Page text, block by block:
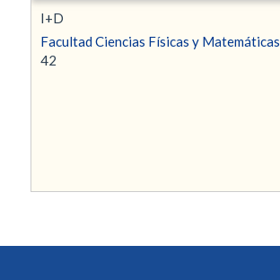
I+D
Facultad Ciencias Físicas y Matemáticas .
42